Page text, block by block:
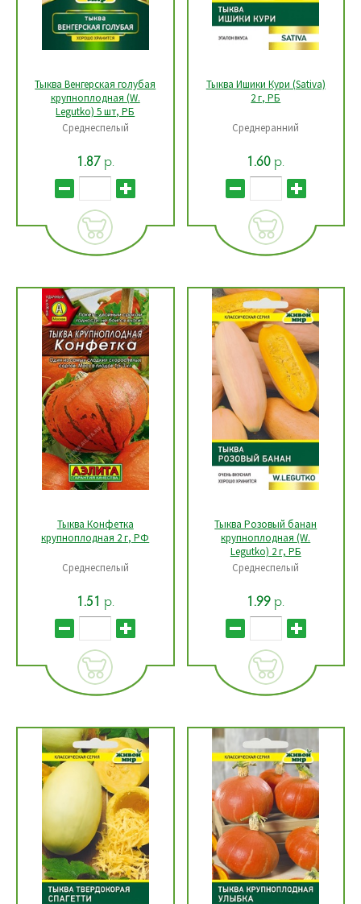
Тыква Венгерская голубая
крупноплодная (W.
Legutko) 5 шт, РБ
Среднеспелый
1.87р.
Тыква Ишики Кури (Sativa)
2 г, РБ
Среднеранний
1.60р.
Тыква Конфетка
крупноплодная 2 г, РФ
Среднеспелый
1.51 р.
Тыква Розовый банан
крупноплодная (W.
Legutko) 2 г, РБ
Среднеспелый
1.99р.